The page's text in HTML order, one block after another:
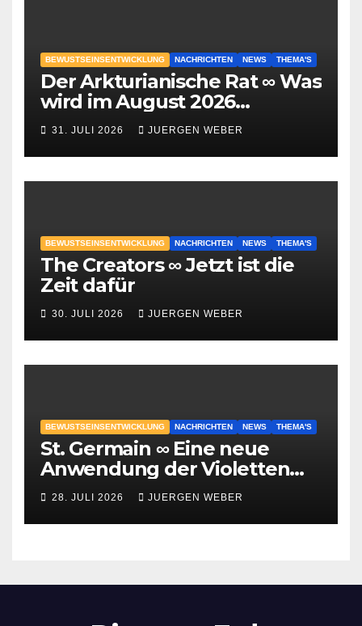
BEWUSTSEINSENTWICKLUNG NACHRICHTEN NEWS THEMA'S
Der Arkturianische Rat ∞ Was
wird im August 2026
geschehen?
31. JULI 2026 JUERGEN WEBER
BEWUSTSEINSENTWICKLUNG NACHRICHTEN NEWS THEMA'S
The Creators ∞ Jetzt ist die
Zeit dafür
30. JULI 2026 JUERGEN WEBER
BEWUSTSEINSENTWICKLUNG NACHRICHTEN NEWS THEMA'S
St. Germain ∞ Eine neue
Anwendung der Violetten
Flamme
28. JULI 2026 JUERGEN WEBER